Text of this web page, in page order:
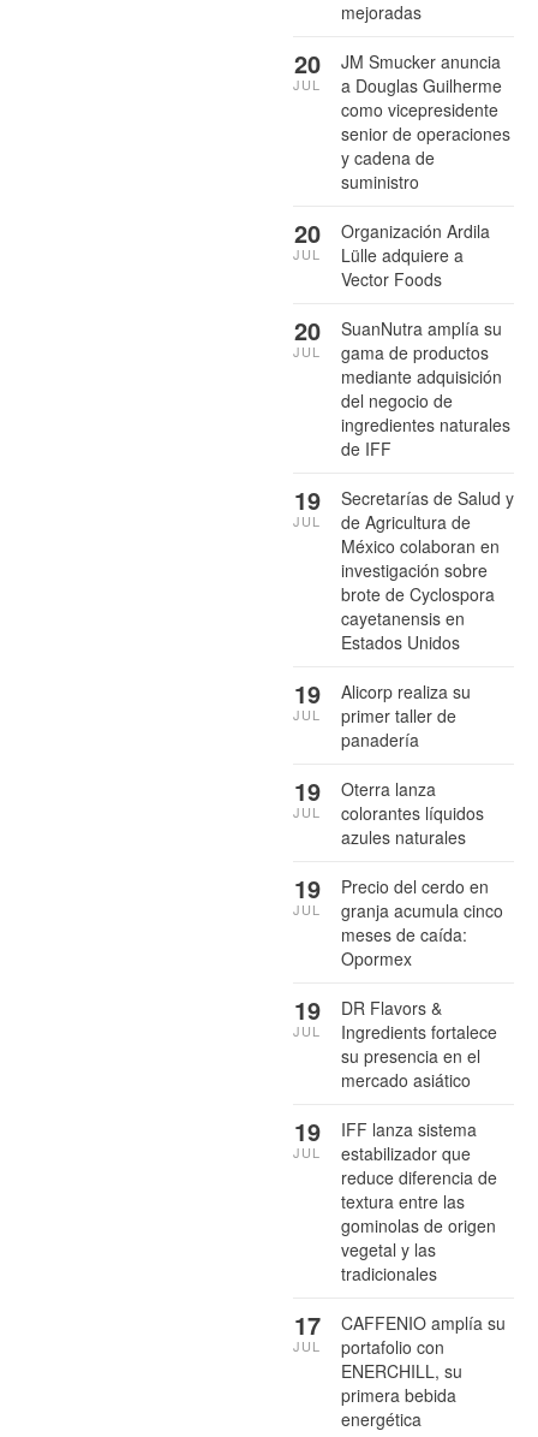
mejoradas
JM Smucker anuncia
a Douglas Guilherme
como vicepresidente
senior de operaciones
y cadena de
suministro
20
JUL
Organización Ardila
Lülle adquiere a
Vector Foods
20
JUL
SuanNutra amplía su
gama de productos
mediante adquisición
del negocio de
ingredientes naturales
de IFF
20
JUL
Secretarías de Salud y
de Agricultura de
México colaboran en
investigación sobre
brote de Cyclospora
cayetanensis en
Estados Unidos
19
JUL
Alicorp realiza su
primer taller de
panadería
19
JUL
Oterra lanza
colorantes líquidos
azules naturales
19
JUL
Precio del cerdo en
granja acumula cinco
meses de caída:
Opormex
19
JUL
DR Flavors &
Ingredients fortalece
su presencia en el
mercado asiático
19
JUL
IFF lanza sistema
estabilizador que
reduce diferencia de
textura entre las
gominolas de origen
vegetal y las
tradicionales
19
JUL
CAFFENIO amplía su
portafolio con
ENERCHILL, su
primera bebida
energética
17
JUL